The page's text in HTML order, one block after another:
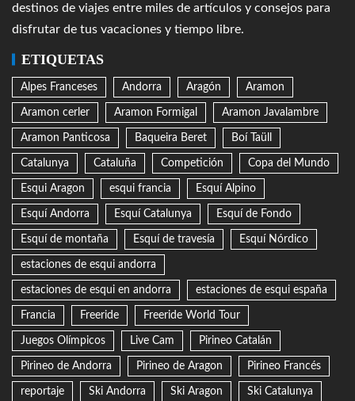
destinos de viajes entre miles de artículos y consejos para
disfrutar de tus vacaciones y tiempo libre.
ETIQUETAS
Alpes Franceses Andorra Aragón Aramon
Aramon cerler Aramon Formigal Aramon Javalambre
Aramon Panticosa Baqueira Beret Boí Taüll
Catalunya Cataluña Competición Copa del Mundo
Esqui Aragon esqui francia Esquí Alpino
Esquí Andorra Esquí Catalunya Esquí de Fondo
Esquí de montaña Esquí de travesía Esquí Nórdico
estaciones de esqui andorra
estaciones de esqui en andorra estaciones de esqui españa
Francia Freeride Freeride World Tour
Juegos Olímpicos Live Cam Pirineo Catalán
Pirineo de Andorra Pirineo de Aragon Pirineo Francés
reportaje Ski Andorra Ski Aragon Ski Catalunya